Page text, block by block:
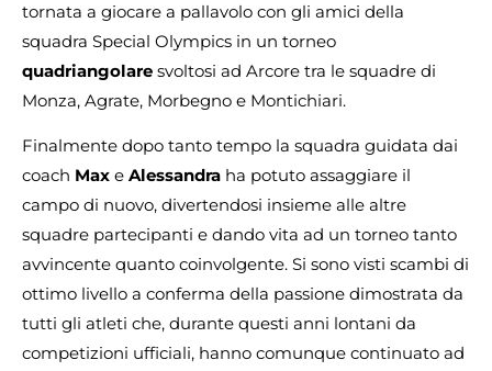
tornata a giocare a pallavolo con gli amici della
squadra Special Olympics in un torneo
quadriangolare svoltosi ad Arcore tra le squadre di
Monza, Agrate, Morbegno e Montichiari.
Finalmente dopo tanto tempo la squadra guidata dai
coach Max e Alessandra ha potuto assaggiare il
campo di nuovo, divertendosi insieme alle altre
squadre partecipanti e dando vita ad un torneo tanto
avvincente quanto coinvolgente. Si sono visti scambi di
ottimo livello a conferma della passione dimostrata da
tutti gli atleti che, durante questi anni lontani da
competizioni ufficiali, hanno comunque continuato ad